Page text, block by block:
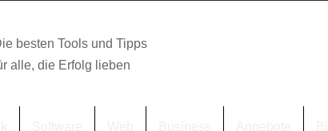
besten Tools und Tipps
alle, die Erfolg lieben